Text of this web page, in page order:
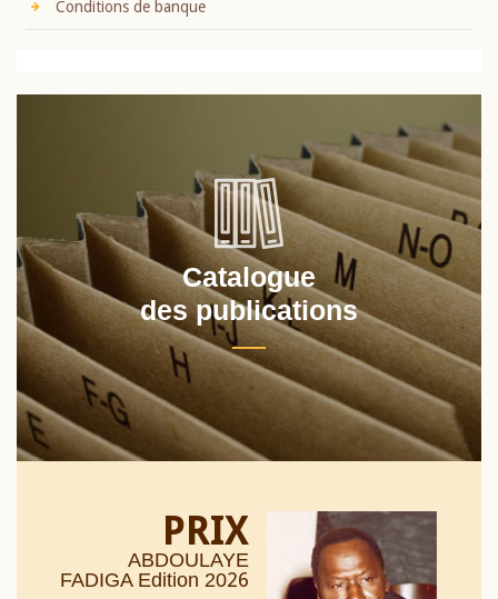
Conditions de banque
Catalogue
des publications
PRIX
ABDOULAYE
FADIGA Edition 2026